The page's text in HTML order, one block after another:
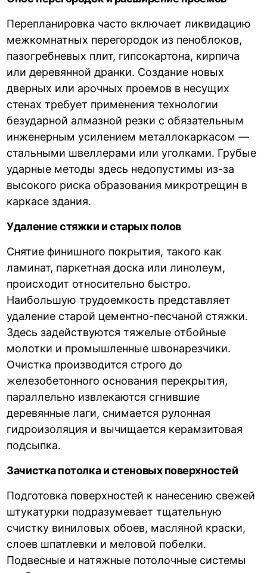
Перепланировка часто включает ликвидацию
межкомнатных перегородок из пеноблоков,
пазогребневых плит, гипсокартона, кирпича
или деревянной дранки. Создание новых
дверных или арочных проемов в несущих
стенах требует применения технологии
безударной алмазной резки с обязательным
инженерным усилением металлокаркасом —
стальными швеллерами или уголками. Грубые
ударные методы здесь недопустимы из-за
высокого риска образования микротрещин в
каркасе здания.
Удаление стяжки и старых полов
Снятие финишного покрытия, такого как
ламинат, паркетная доска или линолеум,
происходит относительно быстро.
Наибольшую трудоемкость представляет
удаление старой цементно-песчаной стяжки.
Здесь задействуются тяжелые отбойные
молотки и промышленные швонарезчики.
Очистка производится строго до
железобетонного основания перекрытия,
параллельно извлекаются сгнившие
деревянные лаги, снимается рулонная
гидроизоляция и вычищается керамзитовая
подсыпка.
Зачистка потолка и стеновых поверхностей
Подготовка поверхностей к нанесению свежей
штукатурки подразумевает тщательную
счистку виниловых обоев, масляной краски,
слоев шпатлевки и меловой побелки.
Подвесные и натяжные потолочные системы